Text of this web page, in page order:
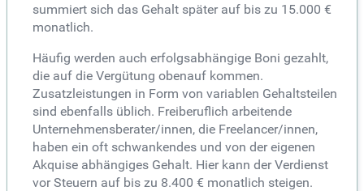
summiert sich das Gehalt später auf bis zu 15.000 €
monatlich.
Häufig werden auch erfolgsabhängige Boni gezahlt,
die auf die Vergütung obenauf kommen.
Zusatzleistungen in Form von variablen Gehaltsteilen
sind ebenfalls üblich. Freiberuflich arbeitende
Unternehmensberater/innen, die Freelancer/innen,
haben ein oft schwankendes und von der eigenen
Akquise abhängiges Gehalt. Hier kann der Verdienst
vor Steuern auf bis zu 8.400 € monatlich steigen.